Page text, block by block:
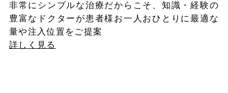
非常にシンプルな治療だからこそ、知識・経験の
豊富なドクターが患者様お一人おひとりに最適な
量や注入位置をご提案
詳しく見る